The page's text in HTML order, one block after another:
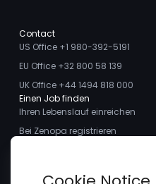
Contact
US Office +1 980-392-5191
EU Office +32 800 58 139
UK Office +44 1494 818 000
Einen Job finden
Ihren Lebenslauf einreichen
Bei Zenopa registrieren